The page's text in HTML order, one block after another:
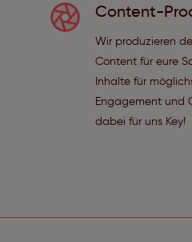
Content-
Wir produzieren
Content für eure
Inhalte für
Engagement und
dabei für uns Key!